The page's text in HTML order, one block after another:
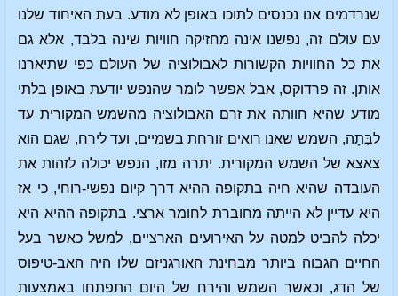
שנרדמים אנו נכנסים לתוכו באופן לא מודע. בעת האיחוד שלנו
עם עולם זה, נפשנו אינה מחזיקה חוויות שינה בלבד, אלא גם
את כל החוויות הקשורות לאבולוציה של העולם כפי שתיארנו
אותן. זה פרדוקס, אבל אפשר לומר שהנפש יודעת באופן בלתי
מודע שהיא חוותה את זרם האבולוציה מהשמש המקורית עד
לבִּתָה, השמש שאנו רואים זורחת בשמיים, ועד לירח, שגם הוא
צאצא של השמש המקורית. יתרה מזו, הנפש יכולה לזהות את
העובדה שהיא חיה בתקופה ההיא דרך קיום נפשי-רוחי, כי אז
היא עדיין לא הייתה מחוברת לחומר ארצי. בתקופה ההיא היא
יכלה להביט למטה על האירועים הארציים, למשל כאשר בעל
החיים הגבוה ביותר מבחינת האורגניזם שלו היה האב-טיפוס
של הדג, וכאשר השמש והירח של היום התפתחו באמצעות